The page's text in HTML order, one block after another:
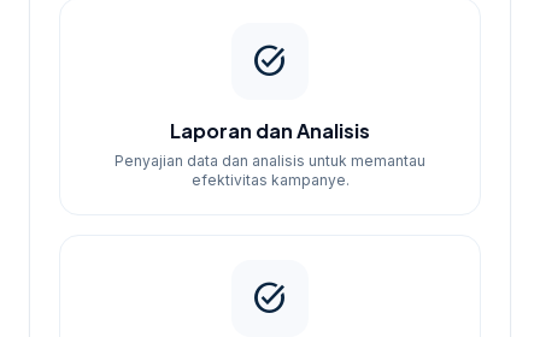
task_alt
Laporan dan Analisis
Penyajian data dan analisis untuk memantau
efektivitas kampanye.
task_alt